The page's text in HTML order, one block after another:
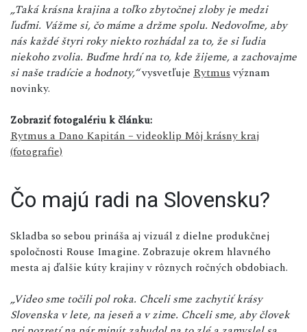
„Taká krásna krajina a toľko zbytočnej zloby je medzi
ľuďmi. Vážme si, čo máme a držme spolu. Nedovoľme, aby
nás každé štyri roky niekto rozhádal za to, že si ľudia
niekoho zvolia. Buďme hrdí na to, kde žijeme, a zachovajme
si naše tradície a hodnoty,“vysvetľuje Rytmusvýznam
novinky.
Zobraziť fotogalériu k článku:
Rytmus a Dano Kapitán – videoklip Môj krásny kraj
(fotografie)
Čo majú radi na Slovensku?
Skladba so sebou prináša aj vizuál z dielne produkčnej
spoločnosti Rouse Imagine. Zobrazuje okrem hlavného
mesta aj ďalšie kúty krajiny v rôznych ročných obdobiach.
„Video sme točili pol roka. Chceli sme zachytiť krásy
Slovenska v lete, na jeseň a v zime. Chceli sme, aby človek